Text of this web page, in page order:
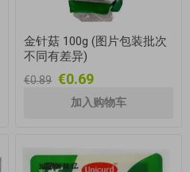
金针菇 100g (图片包装批次
不同有差异)
€0.89 €0.69